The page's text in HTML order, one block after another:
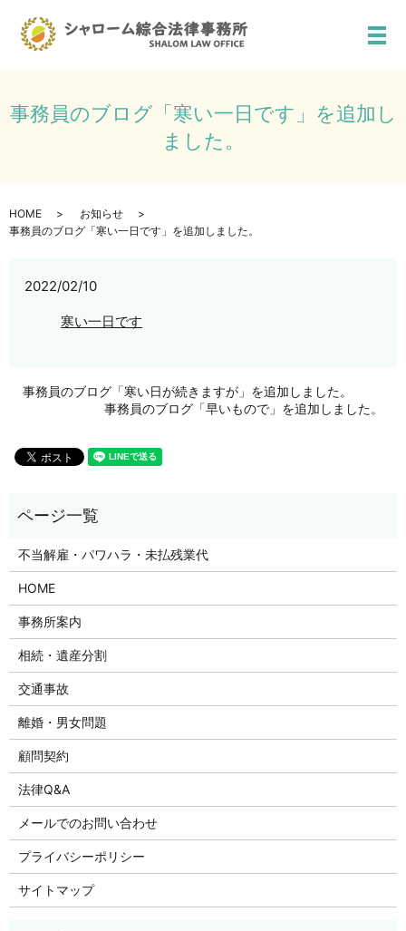
メ
事務員のブログ「寒い一日です」を追加し
ました。
HOME
お知らせ
事務員のブログ「寒い一日です」を追加しました。
2022/02/10
寒い一日です
事務員のブログ「寒い日が続きますが」を追加しました。
事務員のブログ「早いもので」を追加しました。
不当解雇・パワハラ・未払残業代
HOME
事務所案内
相続・遺産分割
交通事故
離婚・男女問題
顧問契約
法律Q&A
メールでのお問い合わせ
プライバシーポリシー
サイトマップ